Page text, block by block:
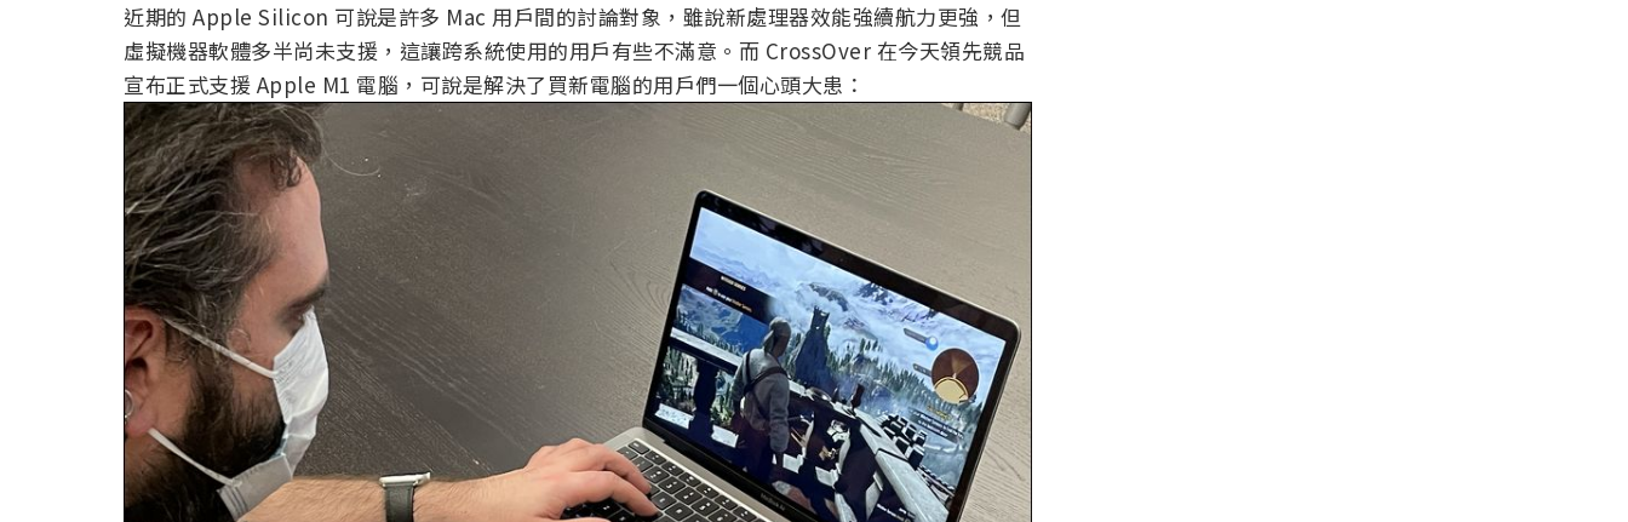
近期的 Apple Silicon 可說是許多 Mac 用戶間的討論對象，雖說新處理器效能強續航力更強，但
虛擬機器軟體多半尚未支援，這讓跨系統使用的用戶有些不滿意。而 CrossOver 在今天領先競品
宣布正式支援 Apple M1 電腦，可說是解決了買新電腦的用戶們一個心頭大患：